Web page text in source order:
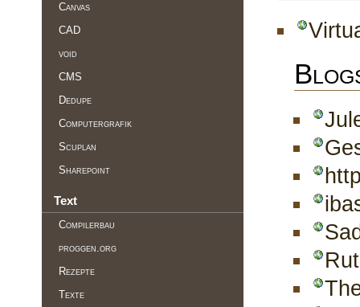
Canvas
CAD
void
CMS
Dedupe
Computergrafik
Scuplan
Sharepoint
Text
Compilerbau
proggen.org
Rezepte
Texte